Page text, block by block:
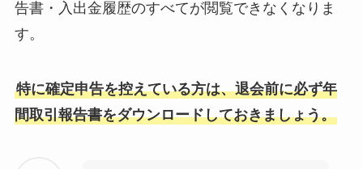
告書・入出金履歴のすべてが閲覧できなくなりま
す。
特に確定申告を控えている方は、退会前に必ず年
間取引報告書をダウンロードしておきましょう。